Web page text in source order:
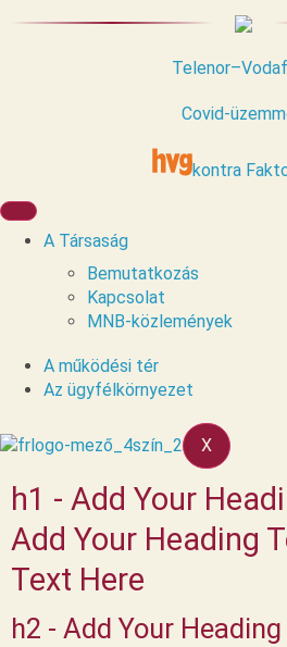
Covid-
kontra
A Társaság
Bemutatkozás
Kapcsolat
MNB-közlemények
A működési tér
Az ügyfélkörnyezet
X
h1 - Add Your
Add Your Heading
Text Here
h2 - Add Your